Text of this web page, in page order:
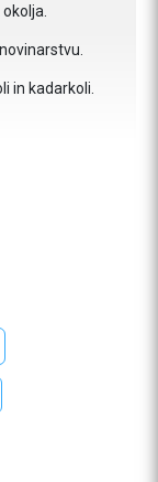
in kadarkoli.